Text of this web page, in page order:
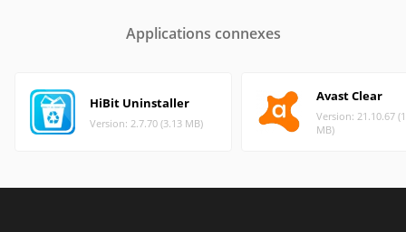
Applications connexes
HiBit Uninstaller
Version: 2.7.70 (3.13 MB)
Avast Clear
Version: 21.10.67
MB)